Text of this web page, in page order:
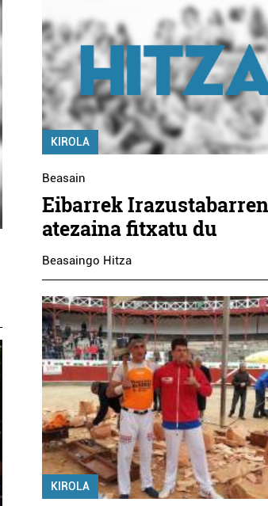
KIROLA
Beasain
Eibarrek
atezaina fitxatu du
Beasaingo Hitza
KIROLA